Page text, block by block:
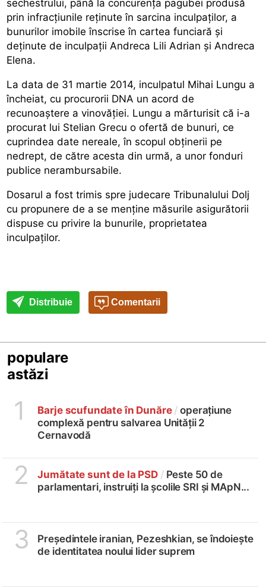
sechestrului, până la concurenţa pagubei produsă
prin infracţiunile reţinute în sarcina inculpaţilor, a
bunurilor imobile înscrise în cartea funciară şi
deţinute de inculpaţii Andreca Lili Adrian şi Andreca
Elena.
La data de 31 martie 2014, inculpatul Mihai Lungu a
încheiat, cu procurorii DNA un acord de
recunoaştere a vinovăţiei. Lungu a mărturisit că i-a
procurat lui Stelian Grecu o ofertă de bunuri, ce
cuprindea date nereale, în scopul obţinerii pe
nedrept, de către acesta din urmă, a unor fonduri
publice nerambursabile.
Dosarul a fost trimis spre judecare Tribunalului Dolj
cu propunere de a se menţine măsurile asigurătorii
dispuse cu privire la bunurile, proprietatea
inculpaţilor.
Distribuie Comentarii
populare
astăzi
1 Barje scufundate în Dunăre / operațiune
complexă pentru salvarea Unității 2
Cernavodă
2 Jumătate sunt de la PSD / Peste 50 de
parlamentari, instruiți la școlile SRI și MApN...
3
Președintele iranian, Pezeshkian, se îndoiește
de identitatea noului lider suprem